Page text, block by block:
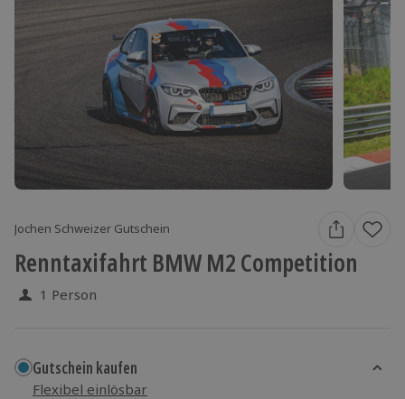
Jochen Schweizer Gutschein
Renntaxifahrt BMW M2 Competition
1 Person
Gutschein kaufen
Flexibel einlösbar